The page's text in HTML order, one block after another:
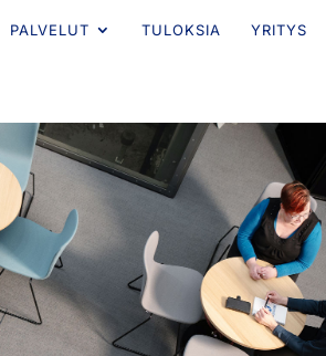
PALVELUT TULOKSIA YRITYS